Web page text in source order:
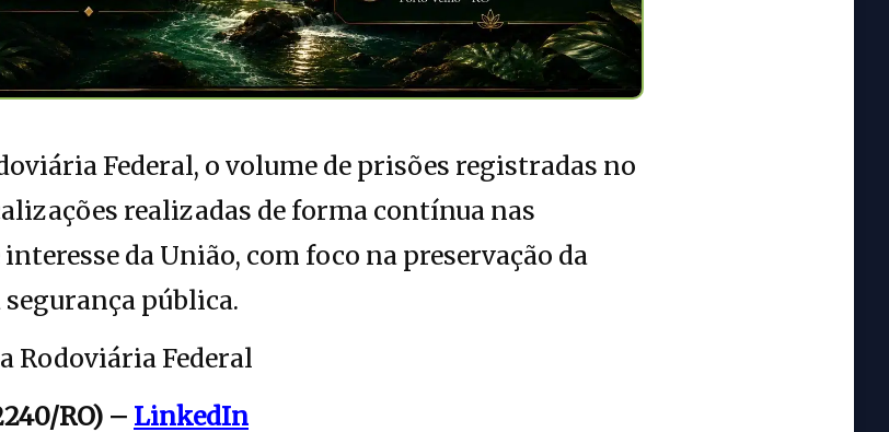
Federal, o volume de prisões registradas no
realizadas de forma contínua nas
da União, com foco na preservação da
pública.
Rodoviária Federal
RO) – LinkedIn